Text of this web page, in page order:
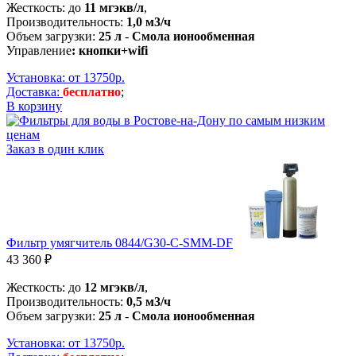
Жесткость: до 11 мгэкв/л,
Производительность: 1,0 м3/ч
Объем загрузки: 25 л - Смола ионообменная
Управление: кнопки+wifi
Установка: от 13750р.
Доставка: бесплатно;
В корзину
Заказ в один клик
Фильтр умягчитель 0844/G30-С-SMM-DF
43 360 ₽
Жесткость: до 12 мгэкв/л,
Производительность: 0,5 м3/ч
Объем загрузки: 25 л - Смола ионообменная
Установка: от 13750р.